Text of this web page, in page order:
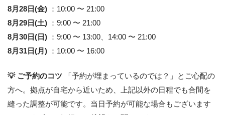
8月28日(金)
：10:00 〜 21:00
8月29日(土)
：9:00 〜 21:00
8月30日(日)
：9:00 〜 13:00、14:00 〜 21:00
8月31日(月)
：10:00 〜 16:00
💡 ご予約のコツ 「予約が埋まっているのでは？」とご心配の
方へ。拠点が自宅から近いため、上記以外の日程でも合間を
縫った調整が可能です。当日予約が可能な場合もございます